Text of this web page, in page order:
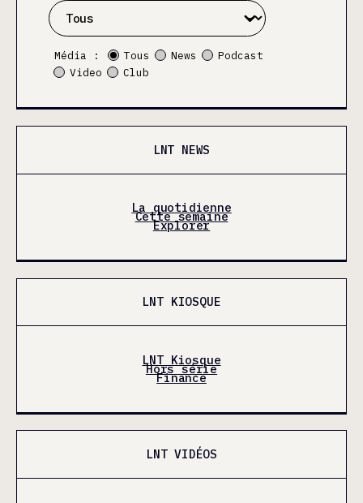
Média : Tous News
Podcast
Video
Club
LNT NEWS
La quotidienne
Cette semaine
Explorer
LNT KIOSQUE
LNT Kiosque
Hors série
Finance
LNT VIDÉOS